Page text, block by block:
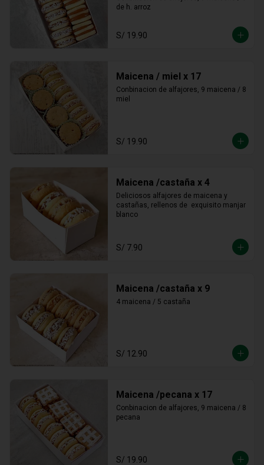
de h. arroz
S/ 19.90
Maicena / miel x 17
Conbinacion de alfajores, 9 maicena / 8
miel
S/ 19.90
Maicena /castaña x 4
Deliciosos alfajores de maicena y
castañas, rellenos de  exquisito manjar
blanco
S/ 7.90
Maicena /castaña x 9
4 maicena / 5 castaña
S/ 12.90
Maicena /pecana x 17
Conbinacion de alfajores, 9 maicena / 8
pecana
S/ 19.90